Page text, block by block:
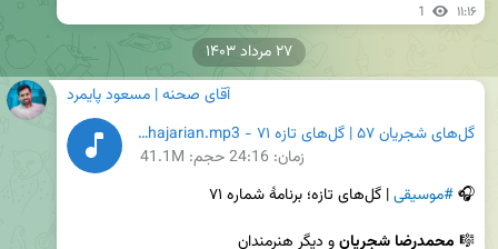
1 ۱۱:۱۶
آقای صحنه | مسعود پایمرد
گل‌های شجریان ۵۷ | گل‌های تازه ۷۱ - Mohammad Reza Shajarian.mp3
زمان: 24:16حجم: 41.1M
🎧 #موسیقی
🎼 محمدرضا شجریان
۲۷ مرداد ۱۴۰۳